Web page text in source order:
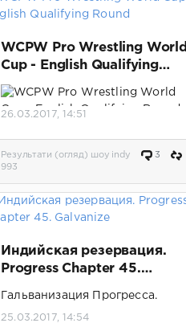
WCPW Pro Wrestling World
Cup - English Qualifying
Round
турнира по Британии.
Обновлено, добавлено видео
26.03.2017, 14:51
Результати (огляд) шоу indy
3
993
Индийская резервация.
Progress Chapter 45.
Гальванизация Прогресса.
25.03.2017, 14:54